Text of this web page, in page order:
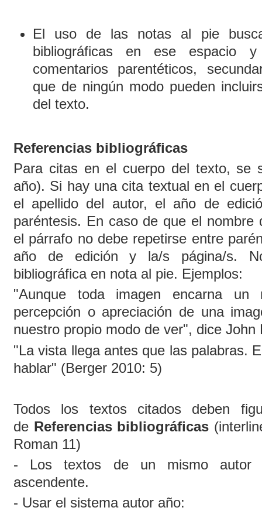
El uso de las notas al pie
bibliográficas en ese espacio
comentarios parentéticos,
que de ningún modo pueden
del texto.
Referencias bibliográficas
Para citas en el cuerpo del texto, se
año). Si hay una cita textual en el
el apellido del autor, el año de
paréntesis. En caso de que el nombre
el párrafo no debe repetirse entre
año de edición y la/s página/s.
bibliográfica en nota al pie. Ejemplos:
"Aunque toda imagen encarna
percepción o apreciación de una
nuestro propio modo de ver", dice John
"La vista llega antes que las palabras.
hablar" (Berger 2010: 5)
Todos los textos citados deben
de Referencias bibliográficas
Roman 11)
- Los textos de un mismo autor
ascendente.
- Usar el sistema autor año: